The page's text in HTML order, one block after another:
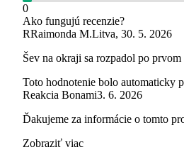
0
Ako fungujú recenzie?
RRaimonda M.Litva, 30. 5. 2026
Šev na okraji sa rozpadol po
Toto hodnotenie bolo automaticky
Reakcia Bonami3. 6. 2026
Ďakujeme za informácie o tomto
Zobraziť viac